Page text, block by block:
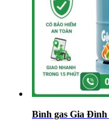
Bình gas Gia